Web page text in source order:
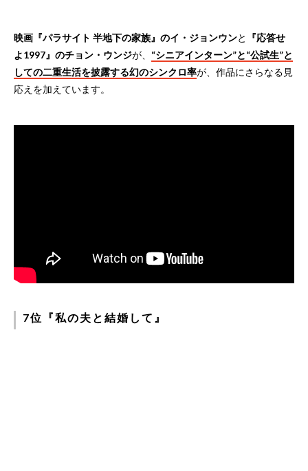
映画『パラサイト 半地下の家族』のイ・ジョンウンと
『応答せ
よ1997』のチョン・ウンジが、 “シニアインターン”と“公試生”と
しての二重生活を披露する幻のシンクロ率が、作品にさらなる見
応えを加えています。
7位『私の夫と結婚して』